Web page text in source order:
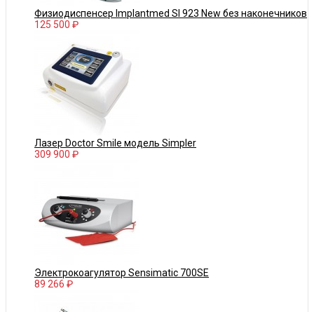
Физиодиспенсер Implantmed SI 923 New без наконечников
125 500 ₽
Лазер Doctor Smile модель Simpler
309 900 ₽
Электрокоагулятор Sensimatic 700SE
89 266 ₽